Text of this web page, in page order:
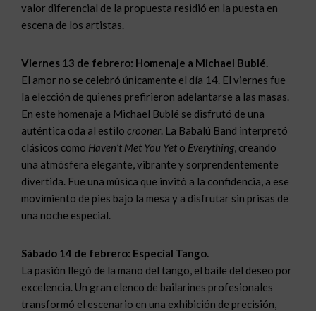
valor diferencial de la propuesta residió en la puesta en
escena de los artistas.
Viernes 13 de febrero: Homenaje a Michael Bublé.
El amor no se celebró únicamente el día 14. El viernes fue
la elección de quienes prefirieron adelantarse a las masas.
En este homenaje a Michael Bublé se disfrutó de una
auténtica oda al estilo crooner. La Babalú Band interpretó
clásicos como Haven’t Met You Yet o Everything, creando
una atmósfera elegante, vibrante y sorprendentemente
divertida. Fue una música que invitó a la confidencia, a ese
movimiento de pies bajo la mesa y a disfrutar sin prisas de
una noche especial.
Sábado 14 de febrero: Especial Tango.
La pasión llegó de la mano del tango, el baile del deseo por
excelencia. Un gran elenco de bailarines profesionales
transformó el escenario en una exhibición de precisión,